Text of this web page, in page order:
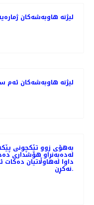
لیژنه‌ هاوبه‌شه‌كان
به‌هۆی زوو تێكچونی
له‌ده‌به‌نراو هۆشداری
داوا له‌هاوڵاتیان
نه‌كڕن.